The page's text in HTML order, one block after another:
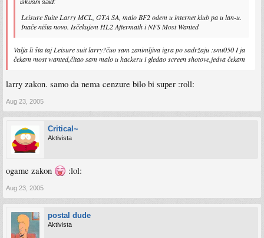
iskusni said:
Leisure Suite Larry MCL, GTA SA, malo BF2 odem u internet klub pa u lan-u.
Inače ništa novo. Isčekujem HL2 Aftermath i NFS Most Wanted
Valja li šta taj Leisure suit larry?čuo sam zanimljiva igra po sadržaju :smt050 I ja
čekam most wanted,čitao sam malo u hackeru i gledao screen shotove,jedva čekam
larry zakon. samo da nema cenzure bilo bi super :roll:
Aug 23, 2005
Critical~
Aktivista
ogame zakon :lol:
Aug 23, 2005
postal dude
Aktivista